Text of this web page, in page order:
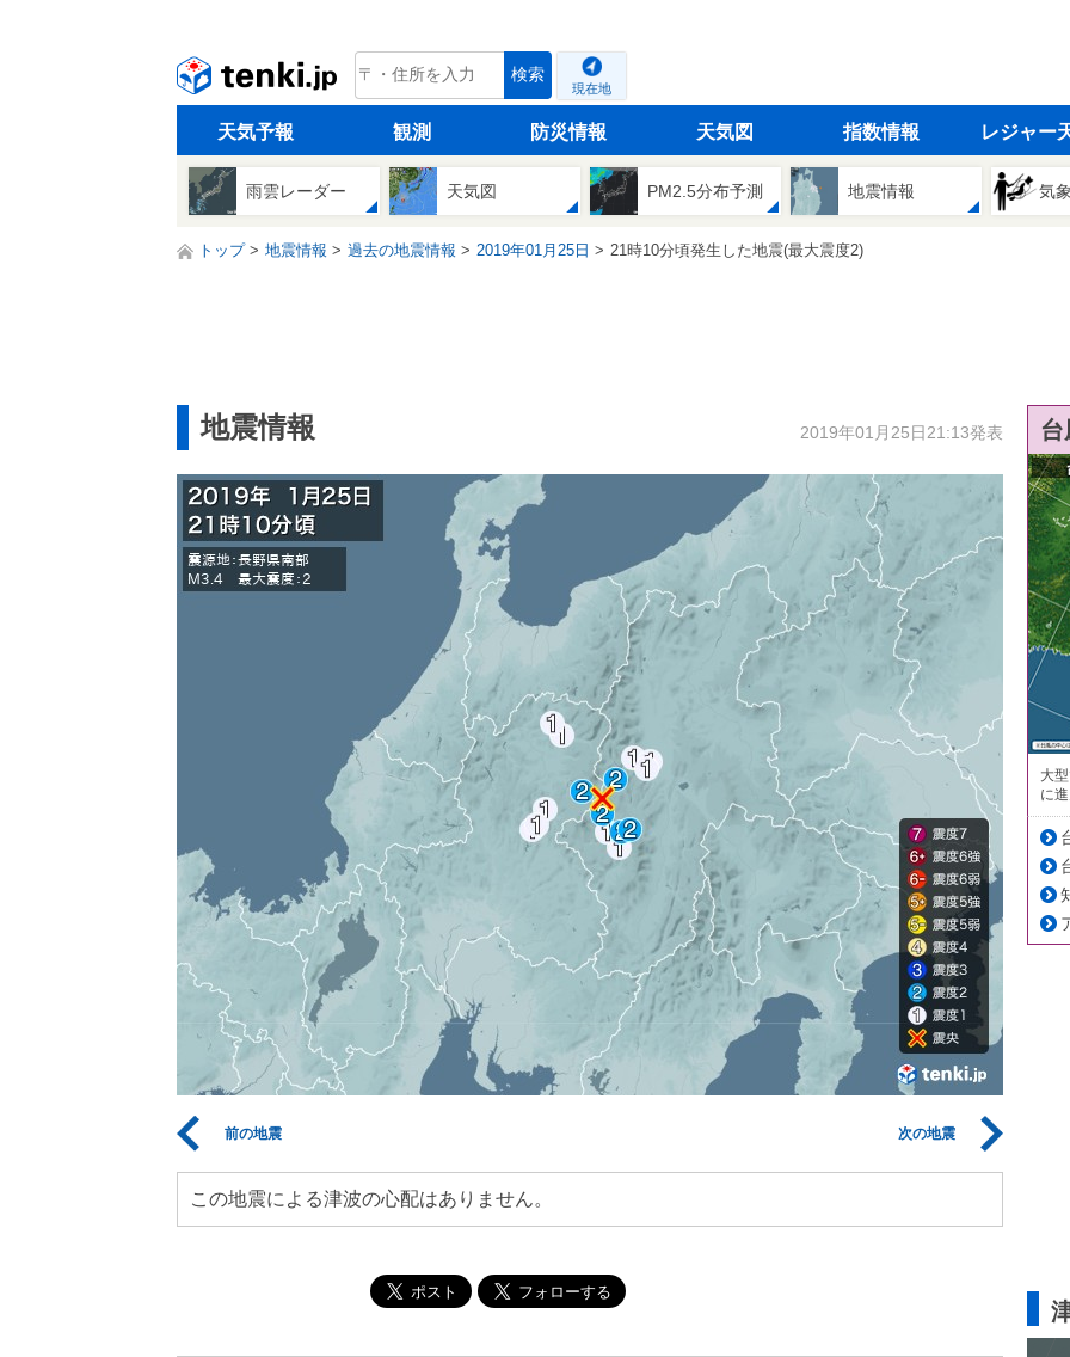
tenki.jp 検索
現在地
天気予報 観測 防災情報 天気図 指数情報 レジャー
雨雲レーダー 天気図 PM2.5分布予測 地震情報 気
トップ 地震情報 過去の地震情報 2019年01月25日 21時10分頃発生した地震(最大震度2)
地震情報 2019年01月25日21:13発表
前の地震 次の地震
この地震による津波の心配はありません。
大
に